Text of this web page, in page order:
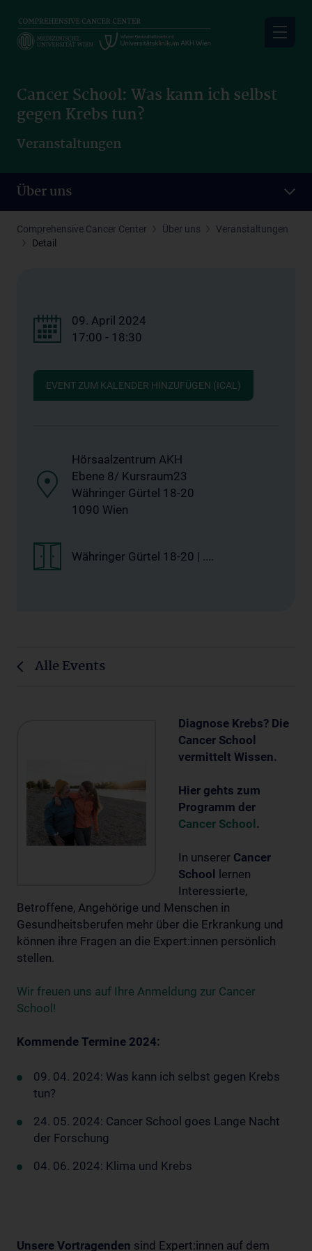
main
Cancer School: Was kann ich selbst
gegen Krebs tun?
Veranstaltungen
Über uns
Comprehensive Cancer Center Über uns
Veranstaltungen
Detail
09. April 2024
17:00 - 18:30
EVENT ZUM KALENDER HINZUFÜGEN (ICAL)
Hörsaalzentrum AKH
Ebene 8/ Kursraum23
Währinger Gürtel 18-20
1090 Wien
Währinger Gürtel 18-20 | ....
Alle Events
Diagnose Krebs? Die
Cancer School
vermittelt Wissen.
Hier gehts zum
Programm der
Cancer School.
In unserer Cancer
School lernen
Interessierte,
Betroffene, Angehörige und Menschen in
Gesundheitsberufen mehr über die Erkrankung und
können ihre Fragen an die Expert:innen persönlich
stellen.
Wir freuen uns auf Ihre Anmeldung zur Cancer
School!
Kommende Termine 2024:
09. 04. 2024: Was kann ich selbst gegen Krebs
tun?
24. 05. 2024: Cancer School goes Lange Nacht
der Forschung
04. 06. 2024: Klima und Krebs
Unsere Vortragenden sind Expert:innen auf dem